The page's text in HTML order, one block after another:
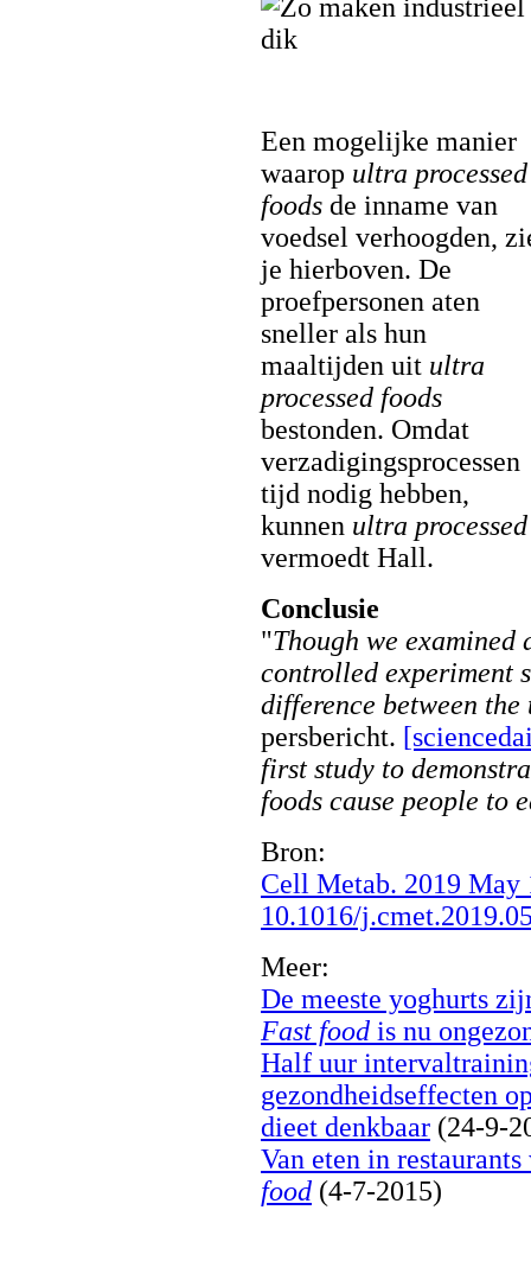
Een mogelijke manier
waarop ultra processed
foods de inname van
voedsel verhoogden,
je hierboven. De
proefpersonen aten
sneller als hun
maaltijden uit ultra
processed foods
bestonden. Omdat
verzadigingsprocessen
tijd nodig hebben,
kunnen ultra
vermoedt Hall.
Conclusie
"Though we
controlled experiment
difference between the
persbericht.
first study to
foods cause people to
Bron:
Cell Metab. 2019 May
10.1016/
Meer:
De meeste yoghurts
Fast food is nu
Half uur
gezondheidseffecten
dieet denkbaar (24-9-
Van eten in
food (4-7-2015)